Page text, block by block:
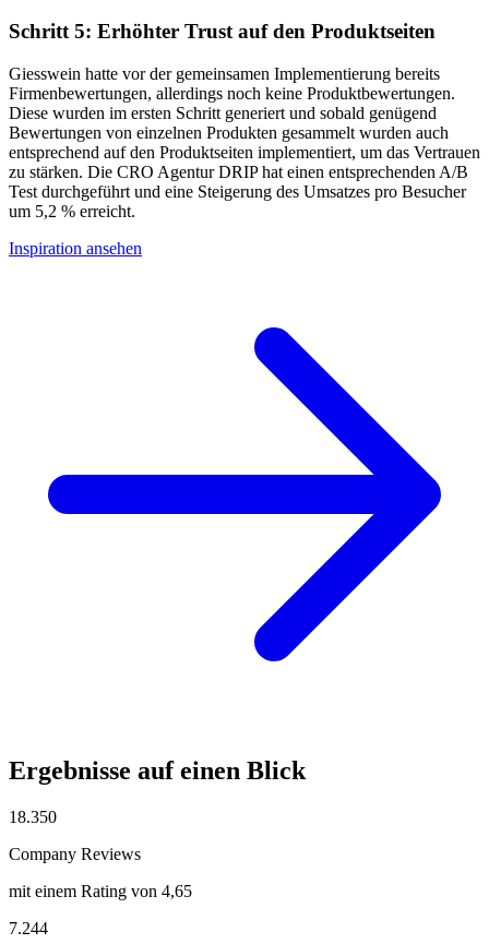
Schritt 5: Erhöhter Trust auf den Produktseiten
Giesswein hatte vor der gemeinsamen Implementierung bereits
Firmenbewertungen, allerdings noch keine Produktbewertungen.
Diese wurden im ersten Schritt generiert und sobald genügend
Bewertungen von einzelnen Produkten gesammelt wurden auch
entsprechend auf den Produktseiten implementiert, um das Vertrauen
zu stärken. Die CRO Agentur DRIP hat einen entsprechenden A/B
Test durchgeführt und eine Steigerung des Umsatzes pro Besucher
um 5,2 % erreicht.
Inspiration ansehen
Ergebnisse auf einen Blick
18.350
Company Reviews
mit einem Rating von 4,65
7.244